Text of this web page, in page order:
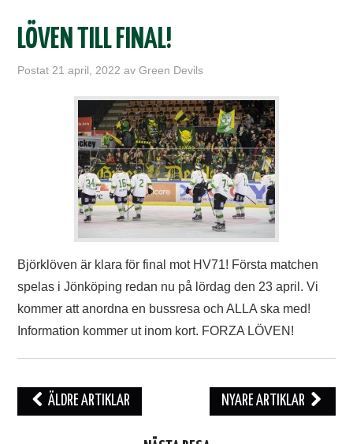
LÖVEN TILL FINAL!
Postat 21 april, 2022 avGreen Devils
Björklöven är klara för final mot HV71! Första matchen
spelas i Jönköping redan nu på lördag den 23 april. Vi
kommer att anordna en bussresa och ALLA ska med!
Information kommer ut inom kort. FORZA LÖVEN!
Inläggsnavigering
ÄLDRE ARTIKLAR NYARE ARTIKLAR